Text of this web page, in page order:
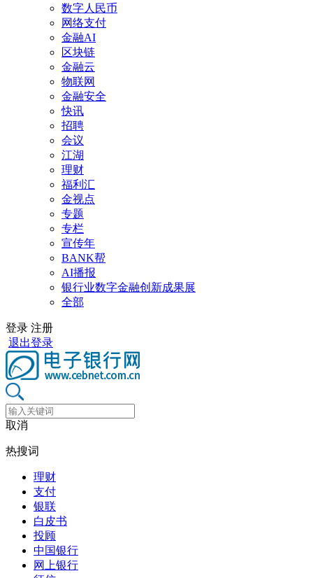
数字人民币
网络支付
金融AI
区块链
金融云
物联网
金融安全
快讯
招聘
会议
江湖
理财
福利汇
金视点
专题
专栏
宣传年
BANK帮
AI播报
银行业数字金融创新成果展
全部
登录 注册
退出登录
取消
热搜词
理财
支付
银联
白皮书
投顾
中国银行
网上银行